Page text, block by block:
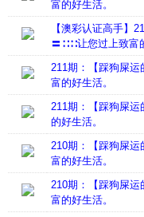
富的好生活。
【澳彩认证高手
〓∷∷让您过上致富
211期：【踩狗屎
富的好生活。
211期：【踩狗屎
的好生活。
210期：【踩狗屎
富的好生活。
210期：【踩狗屎
富的好生活。